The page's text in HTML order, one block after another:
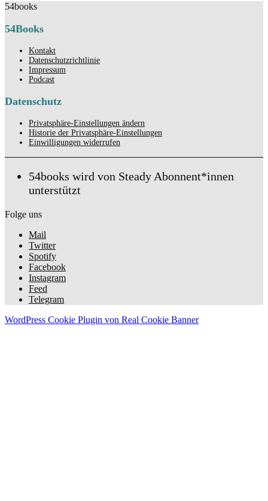
54books
54Books
Kontakt
Datenschutzrichtlinie
Impressum
Podcast
Datenschutz
Privatsphäre-Einstellungen ändern
Historie der Privatsphäre-Einstellungen
Einwilligungen widerrufen
54books wird von Steady Abonnent*innen
unterstützt
Folge uns
Mail
Twitter
Spotify
Facebook
Instagram
Feed
Telegram
WordPress Cookie Plugin von Real Cookie Banner